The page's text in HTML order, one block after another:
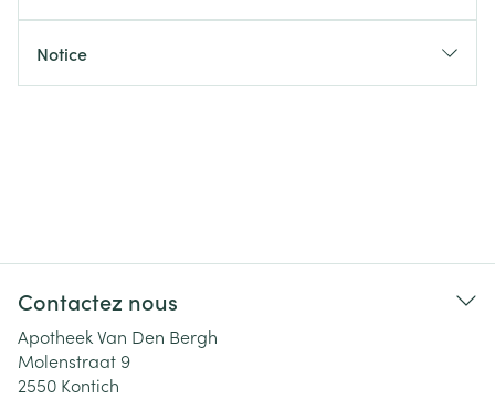
Notice
Contactez nous
Apotheek Van Den Bergh
Molenstraat 9
2550 Kontich